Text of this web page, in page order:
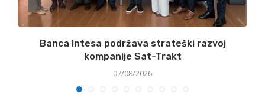
Banca Intesa podržava strateški razvoj
kompanije Sat-Trakt
07/08/2026